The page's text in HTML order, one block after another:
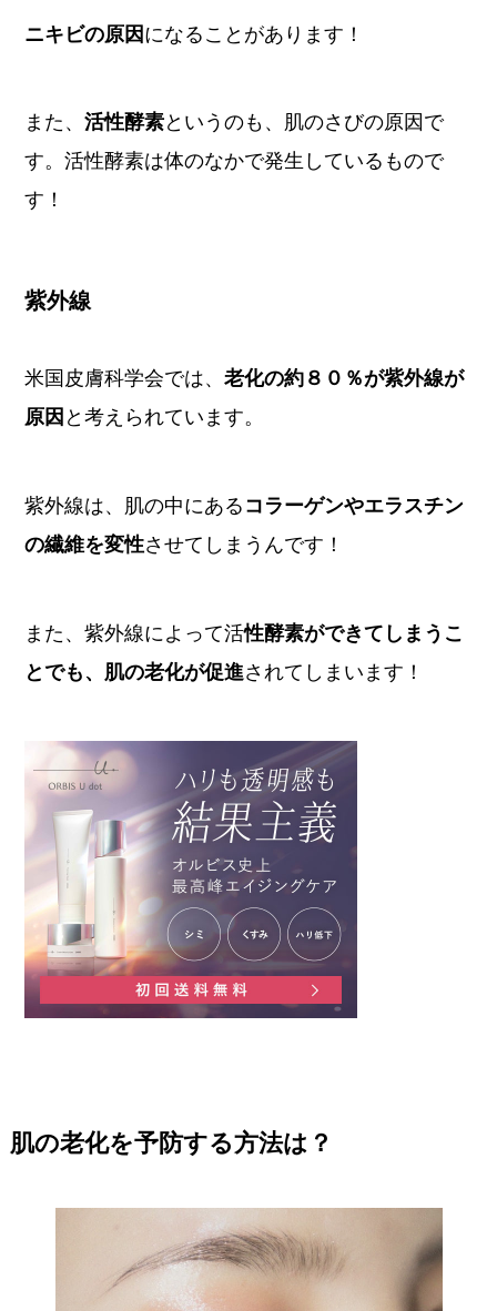
ニキビの原因 になることがあります！
また、活性酵素というのも、肌のさびの原因で
す。活性酵素は体のなかで発生しているもので
す！
紫外線
米国皮膚科学会では、老化の約８０％が紫外線が
原因 と考えられています。
紫外線は、肌の中にある コラーゲンやエラスチン
の繊維を変性させてしまうんです！
また、紫外線によって活性酵素ができてしまうこ
とでも、肌の老化が促進されてしまいます！
肌の老化を予防する方法は？